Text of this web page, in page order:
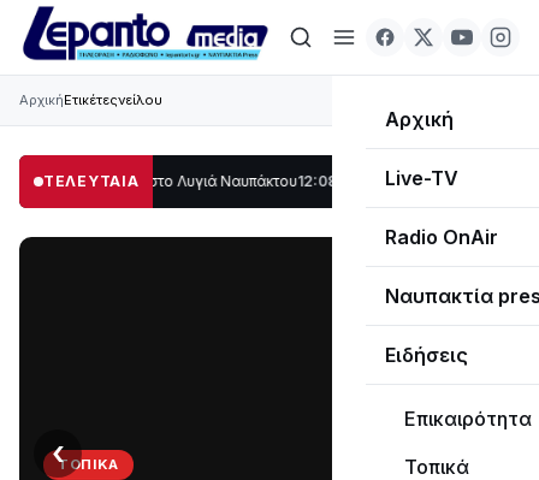
Αρχική
Live-TV
Radio OnAir
Ναυπακτία
Ειδήσεις
Επικαιρότητα
Τοπικά
ΑρχικήΕτικέτεςνείλου
ΤΕΛΕΥΤΑΙΑ
μέρος στο Λυγιά Ναυπάκτου12:08 Σε τροχιά υλοποίησης η Παράκαμψη
ΤΟΠΙΚΆ
‹